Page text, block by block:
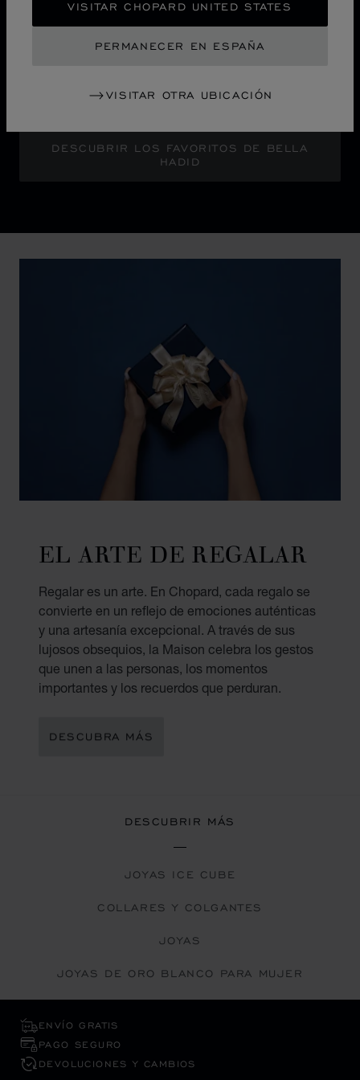
VISITAR CHOPARD UNITED STATES
PERMANECER EN ESPAÑA
VISITAR OTRA UBICACIÓN
La campaña "Sculpted by Light" anuncia un nuevo
capítulo de la icónica colección Ice Cube de Chopard.
La embajadora de la Maison, Bella Hadid, brilla con un
ciudad por la noche.
DESCUBRIR LOS FAVORITOS DE BELLA
HADID
EL ARTE DE REGALAR
Regalar es un arte. En Chopard, cada regalo se
convierte en un reflejo de emociones auténticas
y una artesanía excepcional. A través de sus
lujosos obsequios, la Maison celebra los gestos
que unen a las personas, los momentos
importantes y los recuerdos que perduran.
DESCUBRA MÁS
DESCUBRIR MÁS
JOYAS ICE CUBE
COLLARES Y COLGANTES
JOYAS
JOYAS DE ORO BLANCO PARA MUJER
ENVÍO GRATIS
PAGO SEGURO
DEVOLUCIONES Y CAMBIOS